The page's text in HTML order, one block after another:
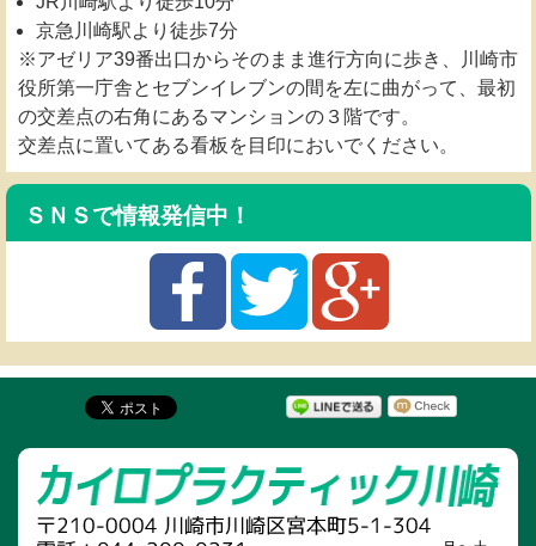
京急川崎駅より徒歩7分
※アゼリア39番出口からそのまま進行方向に歩き、川崎市
役所第一庁舎とセブンイレブンの間を左に曲がって、最初
の交差点の右角にあるマンションの３階です。
交差点に置いてある看板を目印においでください。
ＳＮＳで情報発信中！